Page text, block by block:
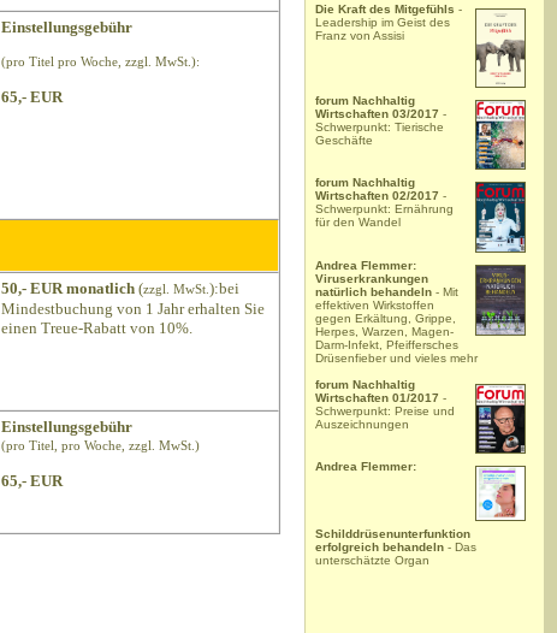
Einstellungsgebühr
(pro Titel pro Woche, zzgl. MwSt.):
65,- EUR
50,- EUR monatlich (zzgl. MwSt. ):bei
Mindestbuchung von 1 Jahr erhalten Sie
einen Treue-Rabatt von 10%.
Einstellungsgebühr
(pro Titel, pro Woche, zzgl. MwSt.)
65,- EUR
Die Kraft des Mitgefühls -
Leadership im Geist des
Franz von Assisi
forum Nachhaltig
Wirtschaften 03/2017 -
Schwerpunkt: Tierische
Geschäfte
forum Nachhaltig
Wirtschaften 02/2017 -
Schwerpunkt: Ernährung
für den Wandel
Andrea Flemmer:
Viruserkrankungen
natürlich behandeln - Mit
effektiven Wirkstoffen
gegen Erkältung, Grippe,
Herpes, Warzen, Magen-
Darm-Infekt, Pfeiffersches
Drüsenfieber und vieles mehr
forum Nachhaltig
Wirtschaften 01/2017 -
Schwerpunkt: Preise und
Auszeichnungen
Andrea Flemmer:
Schilddrüsenunterfunktion
erfolgreich behandeln - Das
unterschätzte Organ